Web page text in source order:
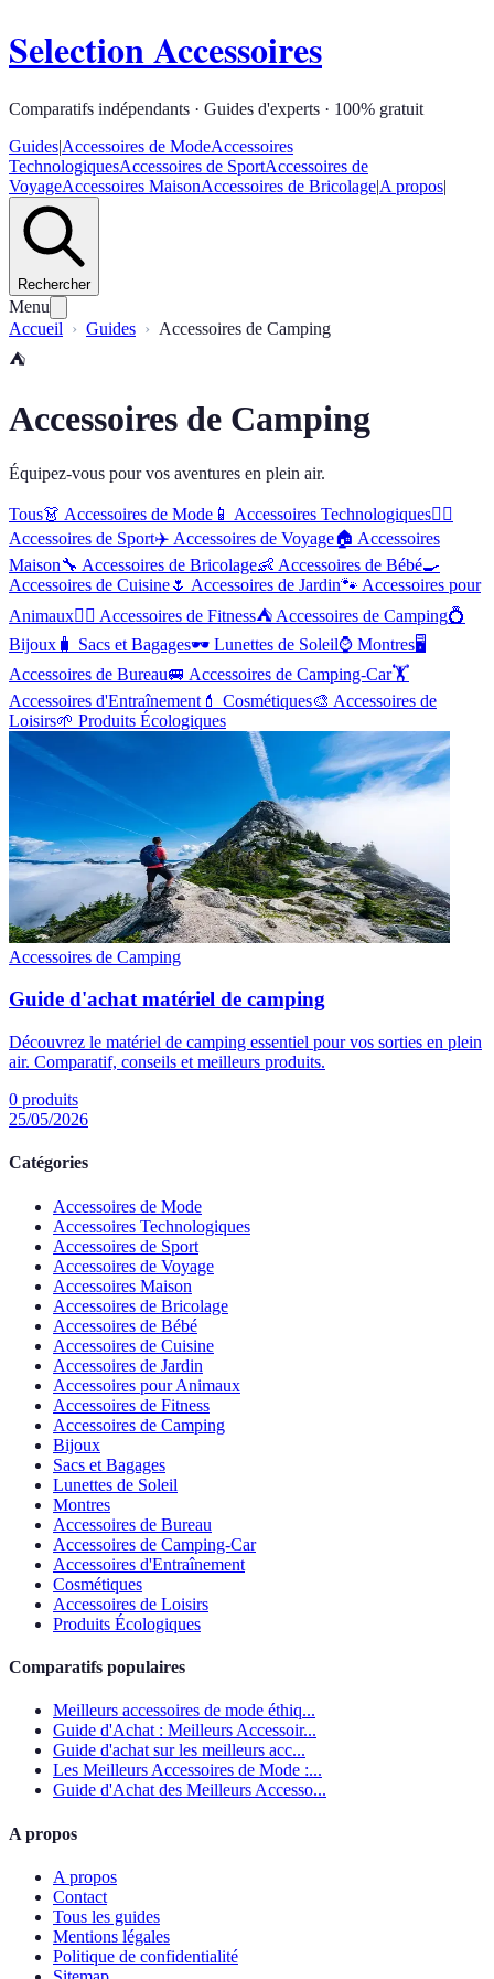
Selection Accessoires
Comparatifs indépendants · Guides d'experts · 100% gratuit
Guides|Accessoires de ModeAccessoires
TechnologiquesAccessoires de SportAccessoires de
VoyageAccessoires MaisonAccessoires de Bricolage|A propos|
Rechercher
Menu
Accueil
Guides
Accessoires de Camping
⛺
Accessoires de Camping
Équipez-vous pour vos aventures en plein air.
Tous👗 Accessoires de Mode 📱 Accessoires Technologiques🏋️‍♂️
Accessoires de Sport✈️ Accessoires de Voyage🏠 Accessoires
Maison🔧 Accessoires de Bricolage👶 Accessoires de Bébé🍳
Accessoires de Cuisine🌷 Accessoires de Jardin🐾 Accessoires pour
Animaux🏃‍♂️ Accessoires de Fitness⛺ Accessoires de Camping💍
Bijoux 🧳 Sacs et Bagages🕶️ Lunettes de Soleil⌚ Montres🖥️
Accessoires de Bureau🚐 Accessoires de Camping-Car🏋️
Accessoires d'Entraînement 💄 Cosmétiques🎨 Accessoires de
Loisirs🌱 Produits Écologiques
Accessoires de Camping
Guide d'achat matériel de camping
Découvrez le matériel de camping essentiel pour vos sorties en plein
air. Comparatif, conseils et meilleurs produits.
0 produits
25/05/2026
Catégories
Accessoires de Mode
Accessoires Technologiques
Accessoires de Sport
Accessoires de Voyage
Accessoires Maison
Accessoires de Bricolage
Accessoires de Bébé
Accessoires de Cuisine
Accessoires de Jardin
Accessoires pour Animaux
Accessoires de Fitness
Accessoires de Camping
Bijoux
Sacs et Bagages
Lunettes de Soleil
Montres
Accessoires de Bureau
Accessoires de Camping-Car
Accessoires d'Entraînement
Cosmétiques
Accessoires de Loisirs
Produits Écologiques
Comparatifs populaires
Meilleurs accessoires de mode éthiq...
Guide d'Achat : Meilleurs Accessoir...
Guide d'achat sur les meilleurs acc...
Les Meilleurs Accessoires de Mode :...
Guide d'Achat des Meilleurs Accesso...
A propos
A propos
Contact
Tous les guides
Mentions légales
Politique de confidentialité